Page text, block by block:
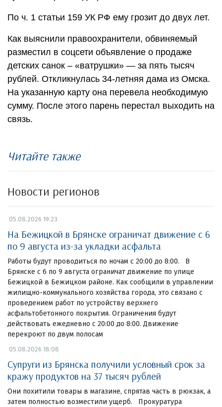
По ч. 1 статьи 159 УК РФ ему грозит до двух лет.
Как выяснили правоохранители, обвиняемый
разместил в соцсети объявление о продаже
детских санок – «ватрушки» — за пять тысяч
рублей. Откликнулась 34-летняя дама из Омска.
На указанную карту она перевела необходимую
сумму. После этого парень перестал выходить на
связь.
Читайте также
Новости регионов
05.08.2026 19:23
На Бежицкой в Брянске ограничат движение с 6
по 9 августа из-за укладки асфальта
Работы будут проводиться по ночам с 20:00 до 8:00. В
Брянске с 6 по 9 августа ограничат движение по улице
Бежицкой в Бежицком районе. Как сообщили в управлении
жилищно-коммунального хозяйства города, это связано с
проведением работ по устройству верхнего
асфальтобетонного покрытия. Ограничения будут
действовать ежедневно с 20:00 до 8:00. Движение
перекроют по двум полосам
05.08.2026 18:08
Супруги из Брянска получили условный срок за
кражу продуктов на 37 тысяч рублей
Они похитили товары в магазине, спрятав часть в рюкзак, а
затем полностью возместили ущерб. Прокуратура